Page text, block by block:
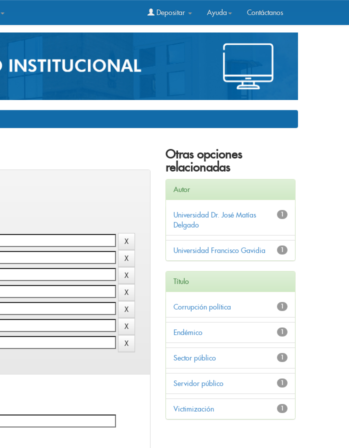
Depositar Ayuda Contáctanos
Otras opciones
relacionadas
Autor
1
Universidad Dr. José Matías
Delgado
1
Universidad Francisco Gavidia
Título
1
Corrupción política
1
Endémico
1
Sector público
1
Servidor público
1
Victimización